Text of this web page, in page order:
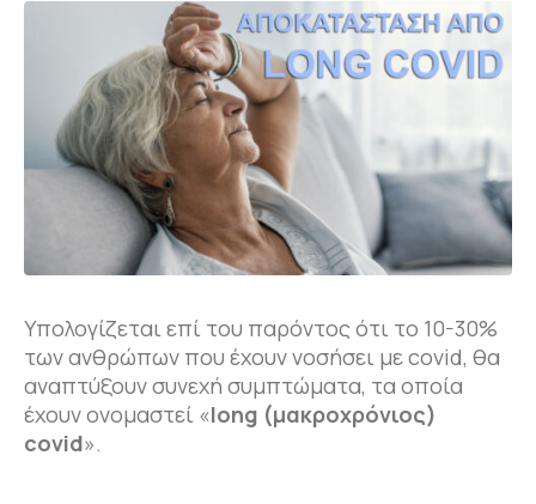
Υπολογίζεται επί του παρόντος ότι το 10-30%
των ανθρώπων που έχουν νοσήσει με covid, θα
αναπτύξουν συνεχή συμπτώματα, τα οποία
έχουν ονομαστεί «long (μακροχρόνιος)
covid».